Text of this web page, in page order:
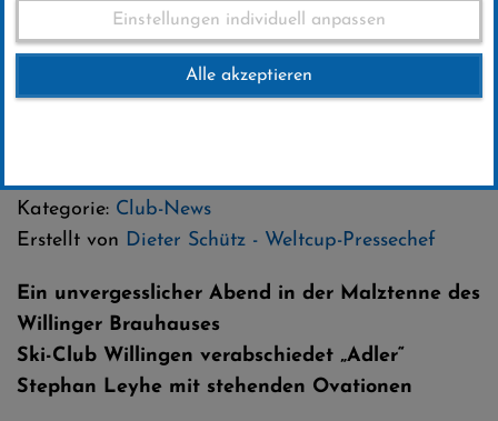
Sportlerehrung &
Verabschiedung Stephan
Leyhe
Kategorie: Club-News
Erstellt von Dieter Schütz - Weltcup-Pressechef
Ein unvergesslicher Abend in der Malztenne des
Willinger Brauhauses
Ski-Club Willingen verabschiedet „Adler“
Stephan Leyhe mit stehenden Ovationen
Einstellungen individuell anpassen
Alle akzeptieren